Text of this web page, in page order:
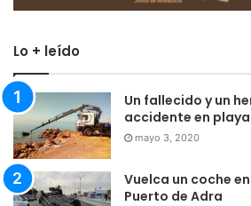
Lo + leído
Un fallecido y un
accidente en
mayo 3, 2020
Vuelca un coche
Puerto de Adra